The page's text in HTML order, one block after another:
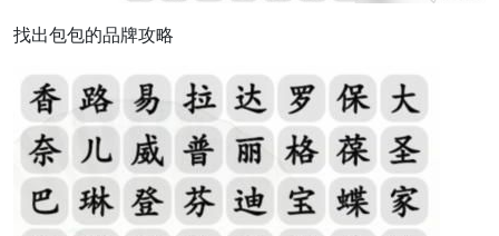
找出包包的品牌攻略